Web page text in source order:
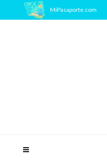
MiPasaporte.com